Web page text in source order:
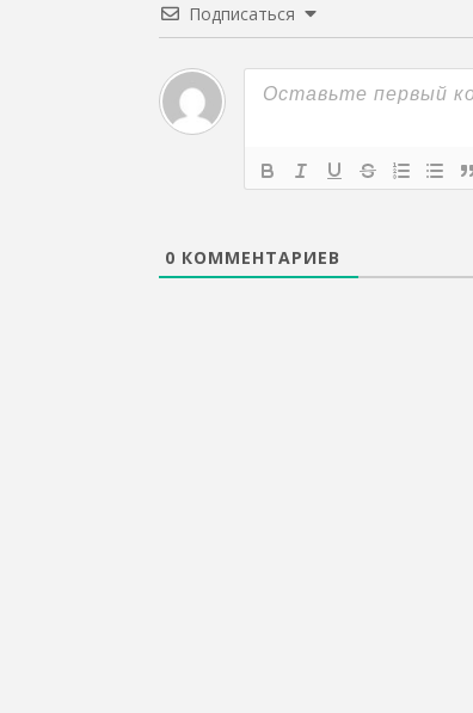
Подписаться
0 КОММЕНТАРИЕВ